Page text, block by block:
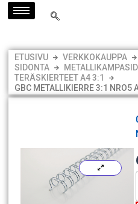
Siirry
sisältöön
ETUSIVU VERKKOKAUPPA
SIDONTA
TERÄSKIERTEET A4 3:1
GBC METALLIKIERRE 3:1 NRO5